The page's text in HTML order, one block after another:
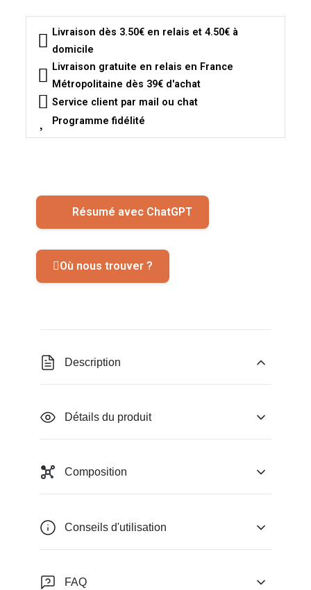
Livraison dès 3.50€ en relais et 4.50€ à
domicile
Livraison gratuite en relais en France
Métropolitaine dès 39€ d'achat
Service client par mail ou chat
Programme fidélité
Résumé avec ChatGPT
Où nous trouver ?
Description
Détails du produit
Composition
Conseils d'utilisation
FAQ